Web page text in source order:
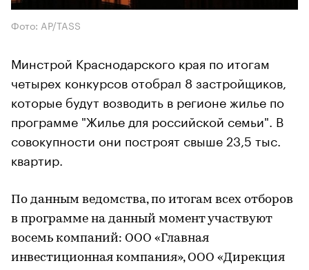
Фото: AP/TASS
Минстрой Краснодарского края по итогам
четырех конкурсов отобрал 8 застройщиков,
которые будут возводить в регионе жилье по
программе "Жилье для российской семьи". В
совокупности они построят свыше 23,5 тыс.
квартир.
По данным ведомства, по итогам всех отборов
в программе на данный момент участвуют
восемь компаний: ООО «Главная
инвестиционная компания», ООО «Дирекция